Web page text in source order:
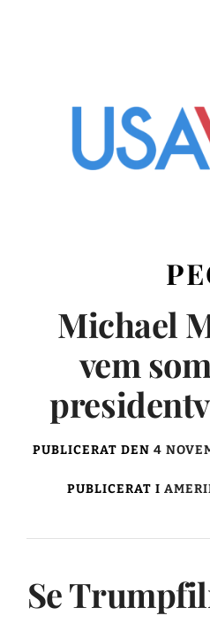
Michael
vem
PUBLICERAT DEN 4
PUBLICERAT I
Se